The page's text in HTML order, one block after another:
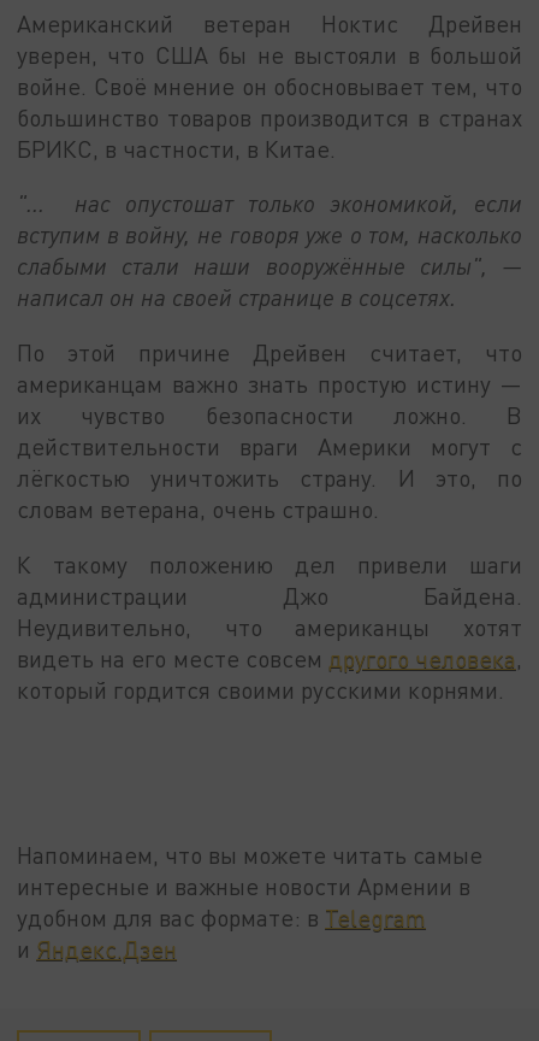
Американский ветеран Ноктис Дрейвен
уверен, что США бы не выстояли в большой
войне. Своё мнение он обосновывает тем, что
большинство товаров производится в странах
БРИКС, в частности, в Китае.
"... нас опустошат только экономикой, если
вступим в войну, не говоря уже о том, насколько
слабыми стали наши вооружённые силы", —
написал он на своей странице в соцсетях.
По этой причине Дрейвен считает, что
американцам важно знать простую истину —
их чувство безопасности ложно. В
действительности враги Америки могут с
лёгкостью уничтожить страну. И это, по
словам ветерана, очень страшно.
К такому положению дел привели шаги
администрации Джо Байдена.
Неудивительно, что американцы хотят
видеть на его месте совсем другого человека,
который гордится своими русскими корнями.
Напоминаем, что вы можете читать самые
интересные и важные новости Армении в
удобном для вас формате: в Telegram
и Яндекс.Дзен